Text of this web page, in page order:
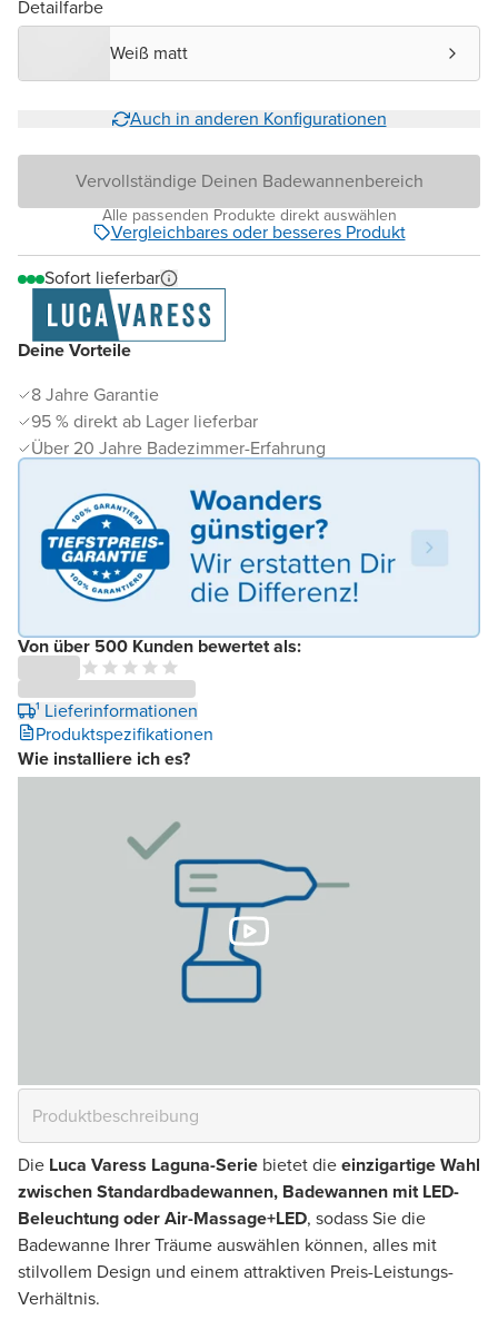
Deine Vorteile
8 Jahre Garantie
95 % direkt ab Lager lieferbar
Über 20 Jahre Badezimmer-Erfahrung
Von über 500 Kunden bewertet als:
¹ Lieferinformationen
Produktspezifikationen
Wie installiere ich es?
Detailfarbe
Weiß matt
Auch in anderen Konfigurationen
Vervollständige Deinen Badewannenbereich
Alle passenden Produkte direkt auswählen
Vergleichbares oder besseres Produkt
Sofort lieferbar
Die Luca Varess Laguna-Serie bietet dieeinzigartige Wahl
zwischen Standardbadewannen, Badewannen mit LED-
Beleuchtung oder Air-Massage+LED, sodass Sie die
Badewanne Ihrer Träume auswählen können, alles mit
stilvollem Design und einem attraktiven Preis-Leistungs-
Verhältnis.